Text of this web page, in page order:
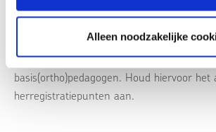
Alleen noodzakelijke
opleiding – behandeling | 9,0 KJ
KJ opleiding – extra literatuurstudie *De
die gelden voor NVO-OG zijn ook geldig
basis(ortho)pedagogen. Houd hiervoor het
herregistratiepunten aan.